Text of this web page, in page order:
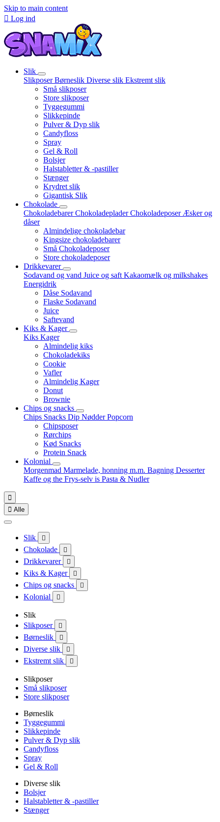
Skip to main content
 Log ind
Slik
SlikposerBørneslik Diverse slik Ekstremt slik
Små slikposer
Store slikposer
Tyggegummi
Slikkepinde
Pulver & Dyp slik
Candyfloss
Spray
Gel & Roll
Bolsjer
Halstabletter & -pastiller
Stænger
Krydret slik
Gigantisk Slik
Chokolade
ChokoladebarerChokoladepladerChokoladeposer Æsker og
dåser
Almindelige chokoladebar
Kingsize chokoladebarer
Små Chokoladeposer
Store chokoladeposer
Drikkevarer
Sodavand og vand Juice og saft Kakaomælk og milkshakes
Energidrik
Dåse Sodavand
Flaske Sodavand
Juice
Saftevand
Kiks & Kager
Kiks Kager
Almindelig kiks
Chokoladekiks
Cookie
Vafler
Almindelig Kager
Donut
Brownie
Chips og snacks
Chips Snacks Dip NødderPopcorn
Chipsposer
Rørchips
Kød Snacks
Protein Snack
Kolonial
Morgenmad Marmelade, honning m.m. Bagning Desserter
Kaffe og the Frys-selv is Pasta & Nudler

 Alle
Slik 
Chokolade 
Drikkevarer 
Kiks & Kager 
Chips og snacks 
Kolonial 
Slik
Slikposer

Børneslik 
Diverse slik 
Ekstremt slik 
Slikposer
Små slikposer
Store slikposer
Børneslik
Tyggegummi
Slikkepinde
Pulver & Dyp slik
Candyfloss
Spray
Gel & Roll
Diverse slik
Bolsjer
Halstabletter & -pastiller
Stænger